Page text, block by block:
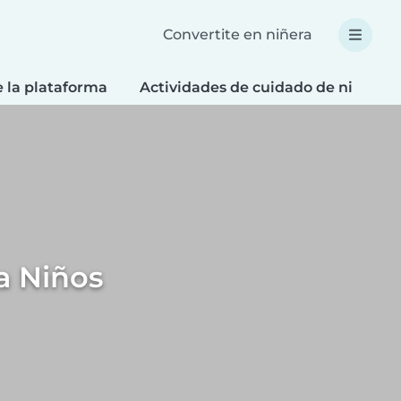
Convertite en niñera
la plataforma Actividades de cuidado de niños
Niños